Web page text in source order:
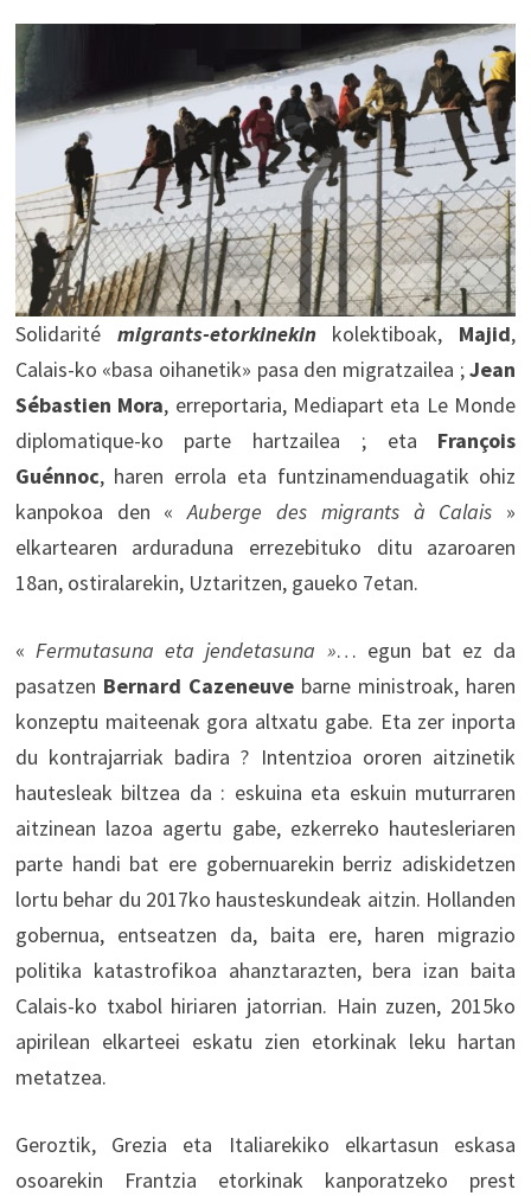
Solidarité migrants-etorkinekinkolektiboak, Majid,
Calais-ko «basa oihanetik» pasa den migratzailea ;Jean
Sébastien Mora, erreportaria, Mediapart eta Le Monde
diplomatique-ko parte hartzailea ; eta François
Guénnoc, haren errola eta funtzinamenduagatik ohiz
kanpokoa den «Auberge des migrants à Calais »
elkartearen arduraduna errezebituko ditu azaroaren
18an, ostiralarekin, Uztaritzen, gaueko 7etan.
« Fermutasuna eta jendetasuna »… egun bat ez da
pasatzen Bernard Cazeneuvebarne ministroak, haren
konzeptu maiteenak gora altxatu gabe. Eta zer inporta
du kontrajarriak badira ? Intentzioa ororen aitzinetik
hautesleak biltzea da : eskuina eta eskuin muturraren
aitzinean lazoa agertu gabe, ezkerreko hautesleriaren
parte handi bat ere gobernuarekin berriz adiskidetzen
lortu behar du 2017ko hausteskundeak aitzin. Hollanden
gobernua, entseatzen da, baita ere, haren migrazio
politika katastrofikoa ahanztarazten, bera izan baita
Calais-ko txabol hiriaren jatorrian. Hain zuzen, 2015ko
apirilean elkarteei eskatu zien etorkinak leku hartan
metatzea.
Geroztik, Grezia eta Italiarekiko elkartasun eskasa
osoarekin Frantzia etorkinak kanporatzeko prest